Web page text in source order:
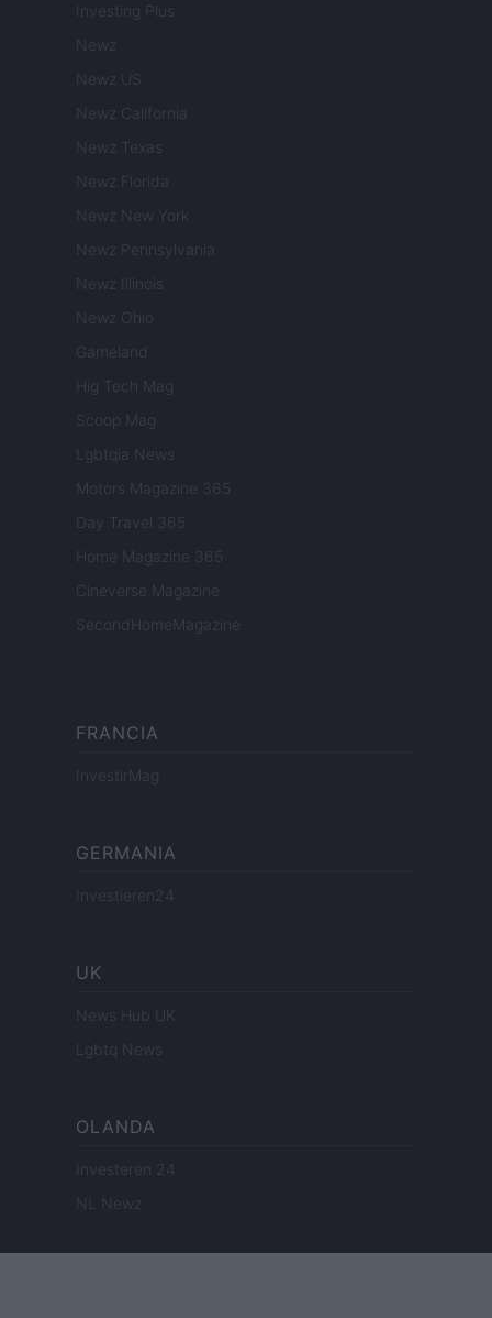
Investing Plus
Newz
Newz US
Newz California
Newz Texas
Newz Florida
Newz New York
Newz Pennsylvania
Newz Illinois
Newz Ohio
Gameland
Hig Tech Mag
Scoop Mag
Lgbtqia News
Motors Magazine 365
Day Travel 365
Home Magazine 365
Cineverse Magazine
SecondHomeMagazine
FRANCIA
InvestirMag
GERMANIA
Investieren24
UK
News Hub UK
Lgbtq News
OLANDA
Investeren 24
NL Newz